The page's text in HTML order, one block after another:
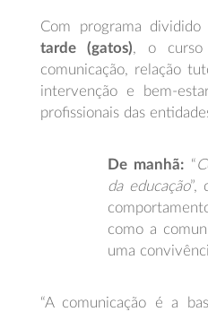
Com programa dividido
tarde (gatos), o curso
comunicação, relação
intervenção e bem-
profissionais das
De manhã:“
da educação”,
como a
uma
“A comunicação é a